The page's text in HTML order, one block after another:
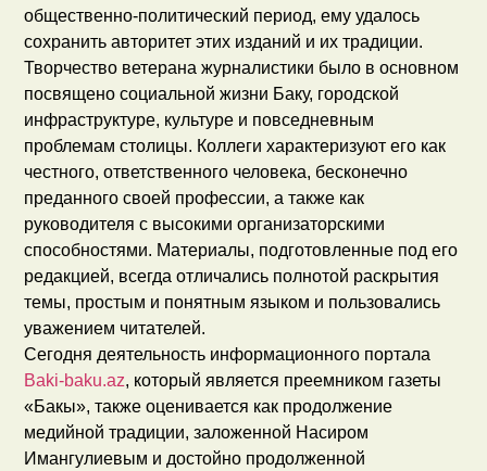
общественно-политический период, ему удалось
сохранить авторитет этих изданий и их традиции.
Творчество ветерана журналистики было в основном
посвящено социальной жизни Баку, городской
инфраструктуре, культуре и повседневным
проблемам столицы. Коллеги характеризуют его как
честного, ответственного человека, бесконечно
преданного своей профессии, а также как
руководителя с высокими организаторскими
способностями. Материалы, подготовленные под его
редакцией, всегда отличались полнотой раскрытия
темы, простым и понятным языком и пользовались
уважением читателей.
Сегодня деятельность информационного портала
Baki-baku.az, который является преемником газеты
«Бакы», также оценивается как продолжение
медийной традиции, заложенной Насиром
Имангулиевым и достойно продолженной